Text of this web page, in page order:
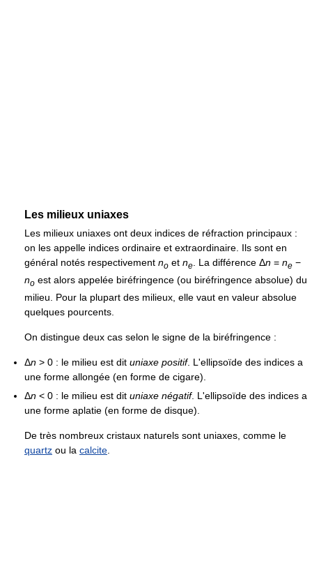
Les milieux uniaxes
Les milieux uniaxes ont deux indices de réfraction principaux :
on les appelle indices ordinaire et extraordinaire. Ils sont en
général notés respectivement no et ne. La différence Δn = ne −
no est alors appelée biréfringence (ou biréfringence absolue) du
milieu. Pour la plupart des milieux, elle vaut en valeur absolue
quelques pourcents.
On distingue deux cas selon le signe de la biréfringence :
Δn > 0 : le milieu est dit uniaxe positif. L'ellipsoïde des indices a
une forme allongée (en forme de cigare).
Δn < 0 : le milieu est dit uniaxe négatif. L'ellipsoïde des indices a
une forme aplatie (en forme de disque).
De très nombreux cristaux naturels sont uniaxes, comme le
quartz ou la calcite